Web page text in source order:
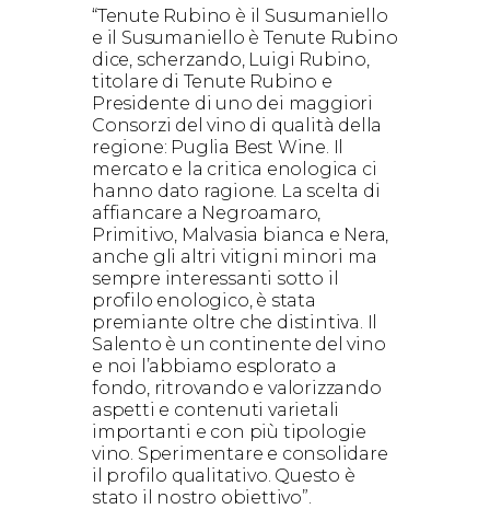
“Tenute Rubino è il Susumaniello
e il Susumaniello è Tenute Rubino
dice, scherzando, Luigi Rubino,
titolare di Tenute Rubino e
Presidente di uno dei maggiori
Consorzi del vino di qualità della
regione: Puglia Best Wine. Il
mercato e la critica enologica ci
hanno dato ragione. La scelta di
affiancare a Negroamaro,
Primitivo, Malvasia bianca e Nera,
anche gli altri vitigni minori ma
sempre interessanti sotto il
profilo enologico, è stata
premiante oltre che distintiva. Il
Salento è un continente del vino
e noi l’abbiamo esplorato a
fondo, ritrovando e valorizzando
aspetti e contenuti varietali
importanti e con più tipologie
vino. Sperimentare e consolidare
il profilo qualitativo. Questo è
stato il nostro obiettivo”.